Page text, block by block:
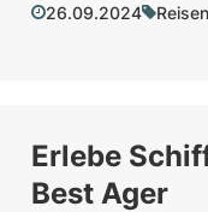
26.09.2024
Erlebe
Best Ager